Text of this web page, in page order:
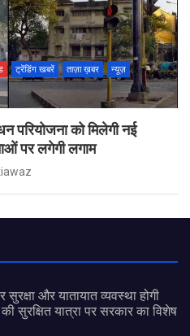
ट्रेंडिंग खबरें ताज़ा ख़बर
न्यूज़
परियोजना को मिलेगी नई
पर लगेगी लगाम
सुरक्षा और यातायात व्यवस्था होगी
सुरक्षित यात्रा पर सरकार का विशेष